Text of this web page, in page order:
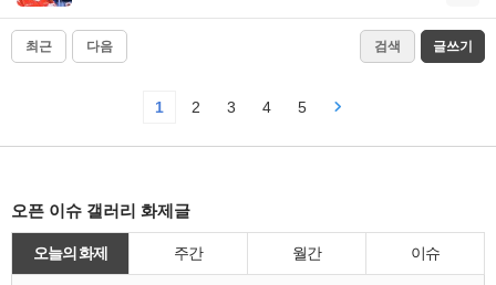
최근 다음 검색 글쓰기
1 2 3 4 5
오픈 이슈 갤러리 화제글
오늘의 화제 주간 월간 이슈